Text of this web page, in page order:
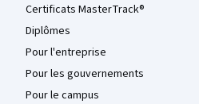
Certificats MasterTrack®
Diplômes
Pour l'entreprise
Pour les gouvernements
Pour le campus